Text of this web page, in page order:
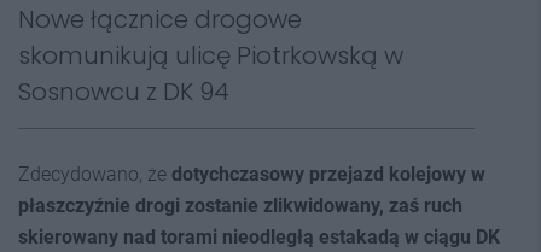
Nowe łącznice drogowe
skomunikują ulicę Piotrkowską w
Sosnowcu z DK 94
Zdecydowano, że dotychczasowy przejazd kolejowy w
płaszczyźnie drogi zostanie zlikwidowany, zaś ruch
skierowany nad torami nieodległą estakadą w ciągu DK